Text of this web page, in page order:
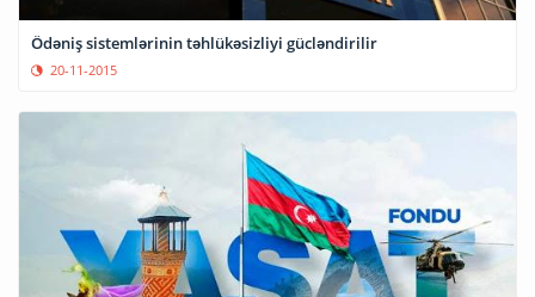
Ödəniş sistemlərinin təhlükəsizliyi gücləndirilir
20-11-2015